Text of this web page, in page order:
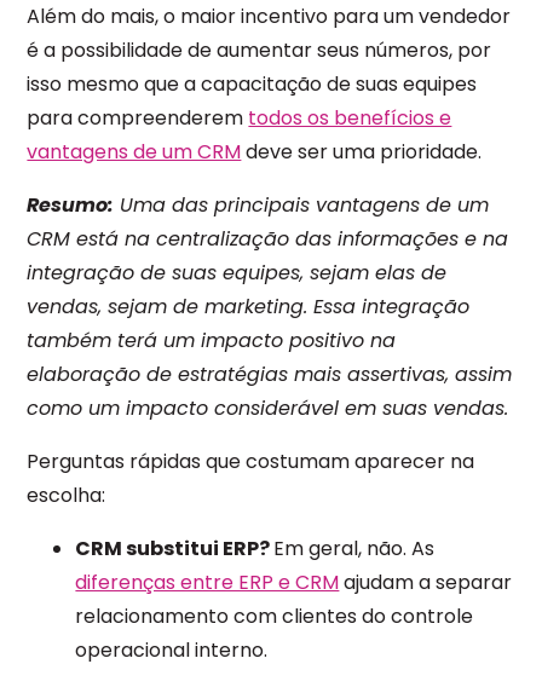
Além do mais, o maior incentivo para um vendedor
é a possibilidade de aumentar seus números, por
isso mesmo que a capacitação de suas equipes
para compreenderem todos os benefícios e
vantagens de um CRMdeve ser uma prioridade.
Resumo: Uma das principais vantagens de um
CRM está na centralização das informações e na
integração de suas equipes, sejam elas de
vendas, sejam de marketing. Essa integração
também terá um impacto positivo na
elaboração de estratégias mais assertivas, assim
como um impacto considerável em suas vendas.
Perguntas rápidas que costumam aparecer na
escolha:
CRM substitui ERP?Em geral, não. As
diferenças entre ERP e CRMajudam a separar
relacionamento com clientes do controle
operacional interno.